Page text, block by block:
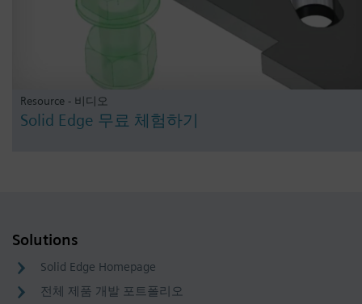
Resource - 비디오
Solid Edge 무료 체험하기
Solutions
Solid Edge Homepage
전체 제품 개발 포트폴리오